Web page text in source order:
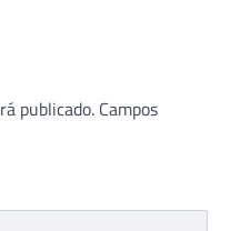
publicado. Campos